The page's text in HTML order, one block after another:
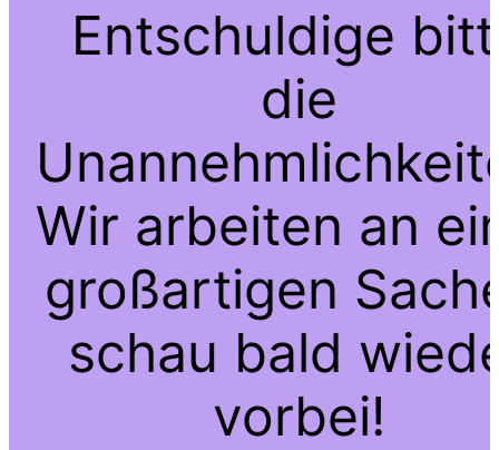
Entschuldige
die
Wir arbeiten an
großartigen
schau bald
vorbei!